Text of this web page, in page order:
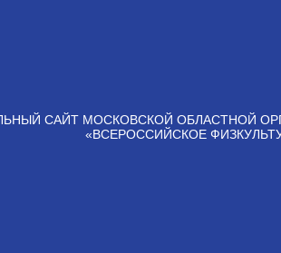
САЙТ МОСКОВСКОЙ ОБЛАСТНОЙ
«ВСЕРОССИЙСКОЕ